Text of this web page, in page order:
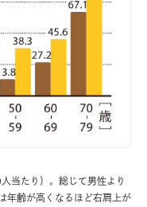
当たり）。総じて男性より
年齢が高くなるほど右肩上が